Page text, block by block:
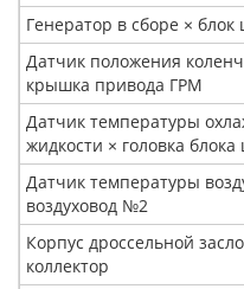
Генератор в сборе ×
Датчик положения
крышка привода ГРМ
Датчик температуры
жидкости × головка
Датчик температуры
воздуховод №2
Корпус дроссельной
коллектор